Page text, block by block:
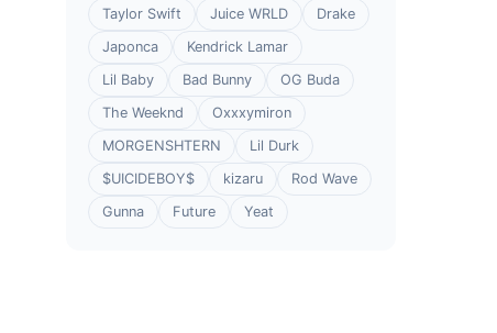
Taylor Swift
Juice WRLD
Drake
Japonca
Kendrick Lamar
Lil Baby
Bad Bunny
OG Buda
The Weeknd
Oxxxymiron
MORGENSHTERN
Lil Durk
$UICIDEBOY$
kizaru
Rod Wave
Gunna
Future Yeat